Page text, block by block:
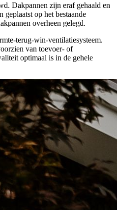
Dakpannen zijn eraf gehaald en
geplaatst op het bestaande
overheen gelegd.
terug-win-ventilatiesysteem.
van toevoer- of
optimaal is in de gehele